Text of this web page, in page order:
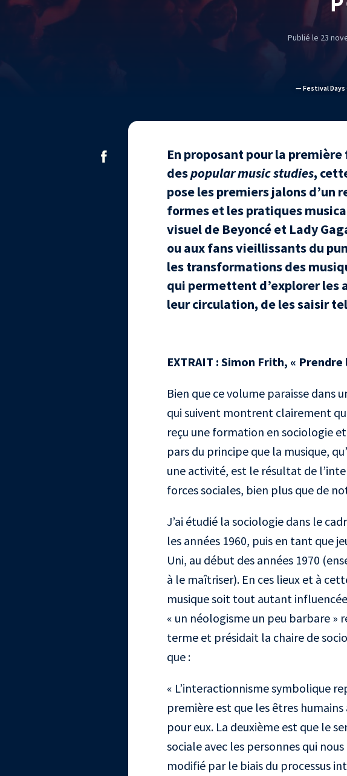
Publié le 23
— Festival Days
En proposant pour la
despopular music studies,
pose les premiers jalons d’un
formes et les pratiques
visuel de Beyoncé et Lady
ou aux fans vieillissants du
les transformations des
qui permettent d’explorer les
leur circulation, de les saisir
EXTRAIT : Simon Frith, « Prendre
Bien que ce volume paraisse dans
qui suivent montrent clairement
reçu une formation en sociologie
pars du principe que la musique,
une activité, est le résultat de
forces sociales, bien plus que de
J’ai étudié la sociologie dans le
les années 1960, puis en tant que
Uni, au début des années 1970
à le maîtriser). En ces lieux et à
musique soit tout autant
« un néologisme un peu barbare
terme et présidait la chaire de
que :
« L’interactionnisme symbolique
première est que les êtres
pour eux. La deuxième est que le
sociale avec les personnes qui
modifié par le biais du processus